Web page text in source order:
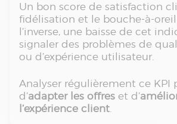
Un bon score de satisfaction
fidélisation et le bouche-à-
l’inverse, une baisse de cet
signaler des problèmes de
ou d’expérience utilisateur.
Analyser régulièrement ce KPI
d’adapter les offres et d’
l’expérience client.